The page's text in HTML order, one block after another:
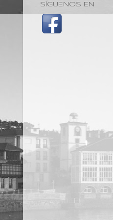
SÍGUENOS EN